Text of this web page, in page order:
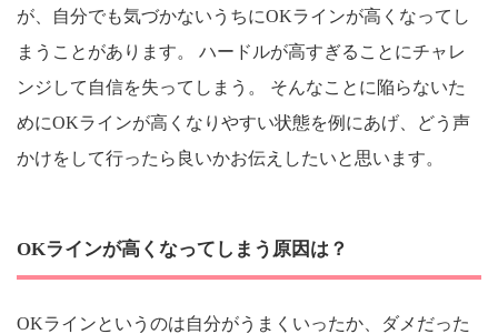
が、自分でも気づかないうちにOKラインが高くなってし
まうことがあります。 ハードルが高すぎることにチャレ
ンジして自信を失ってしまう。 そんなことに陥らないた
めにOKラインが高くなりやすい状態を例にあげ、どう声
かけをして行ったら良いかお伝えしたいと思います。
OKラインが高くなってしまう原因は？
OKラインというのは自分がうまくいったか、ダメだった